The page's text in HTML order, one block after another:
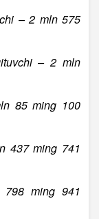
– 2 mln 575
– 2 mln
85 ming 100
437 ming 741
ming 941